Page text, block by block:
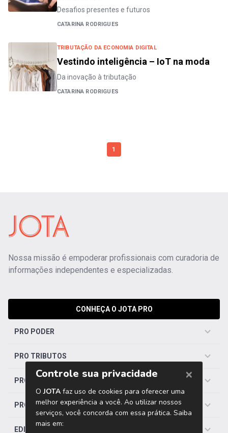
Desafios presentes e futuros
CATARINA RODRIGUES
TRIBUTAÇÃO DA ECONOMIA DIGITAL
Vestindo inteligência – IoT na moda
Da inovação à tributação
CATARINA RODRIGUES
1
Nossa missão é empoderar profissionais com curadoria de
informações independentes e especializadas.
CONHEÇA O JOTA PRO
PRO PODER
PRO TRIBUTOS
PRO TRABALHISTA
PRO SAÚDE
EDITORIAS